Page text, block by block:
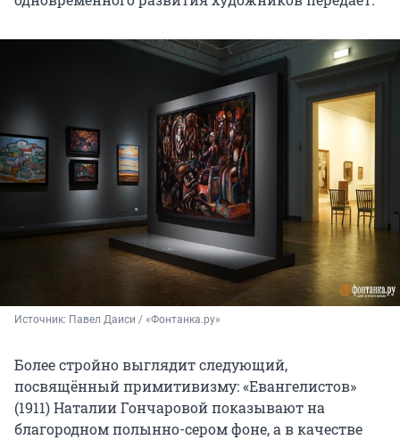
Источник: Павел Даиси / «Фонтанка.ру»
Более стройно выглядит следующий,
посвящённый примитивизму: «Евангелистов»
(1911) Наталии Гончаровой показывают на
благородном полынно-сером фоне, а в качестве